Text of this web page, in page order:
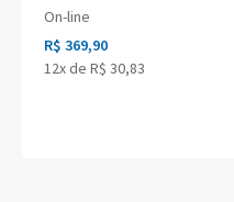
On-line
R$ 369,90
12x de R$ 30,83